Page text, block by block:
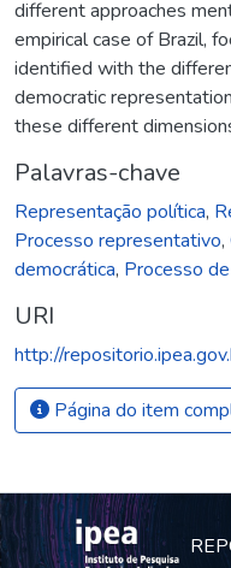
different approaches
empirical case of Brazil,
identified with the
democratic
these different
Palavras-chave
Representação política,
Processo representativo,
democrática, Processo
URI
http://
Página do item